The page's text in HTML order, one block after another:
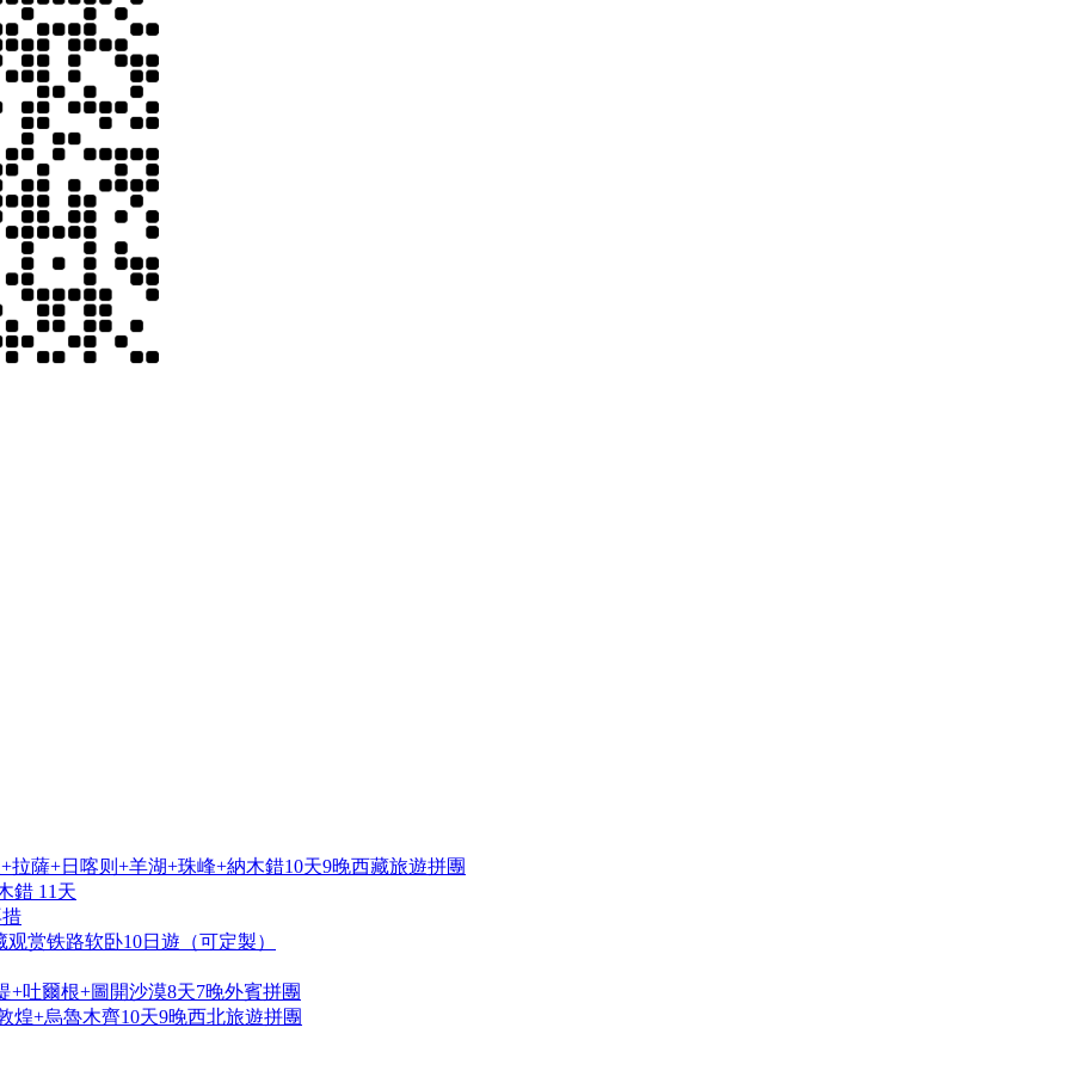
薩+日喀则+羊湖+珠峰+納木錯10天9晚西藏旅遊拼團
錯 11天
赏铁路软卧10日遊（可定製）
吐爾根+圖開沙漠8天7晚外賓拼團
煌+烏魯木齊10天9晚西北旅遊拼團